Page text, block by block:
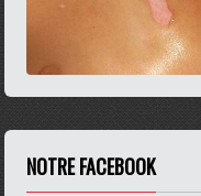
NOTRE FACEBOOK